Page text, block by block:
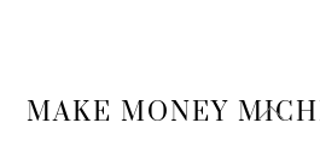
Back
MAKE MONEY